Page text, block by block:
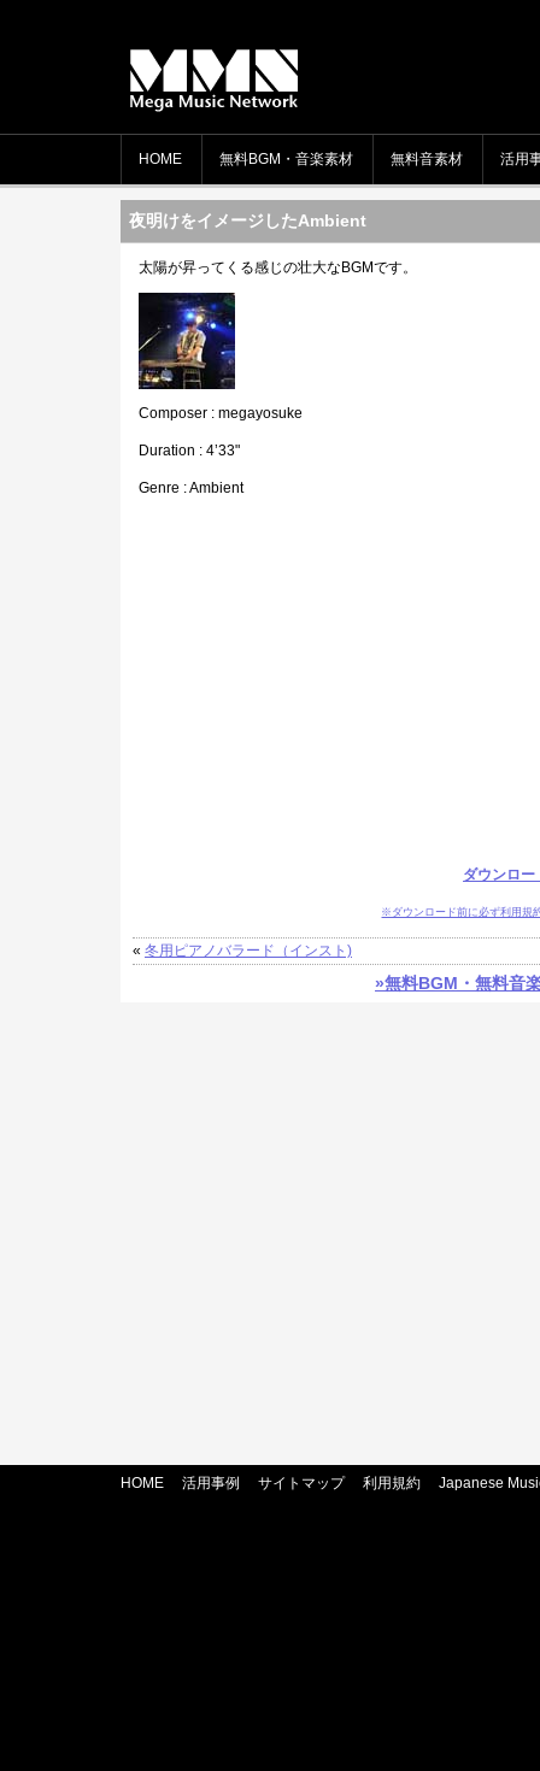
HOME 無料BGM・音楽素材 無料音素材 活用
夜明けをイメージしたAmbient
太陽が昇ってくる感じの壮大なBGMです。
Composer : megayosuke
Duration : 4’33"
Genre : Ambient
ダウンロー
※ダウンロード前に必ず利用規
« 冬用ピアノバラード（インスト)
»無料BGM・無料音
HOME 活用事例 サイトマップ 利用規約 Japanese